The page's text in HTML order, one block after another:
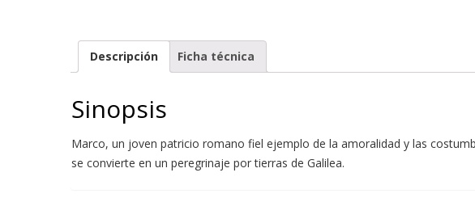
Descripción Ficha técnica
Sinopsis
Marco, un joven patricio romano fiel ejemplo de la amoralidad y las
se convierte en un peregrinaje por tierras de Galilea.